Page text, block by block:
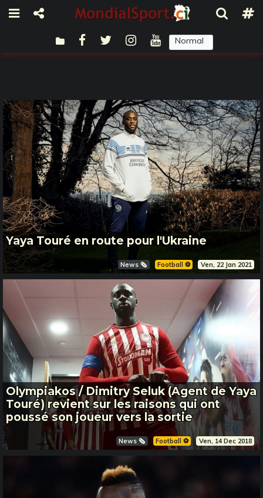
Normal
Yaya Touré en route pour l'Ukraine
News 🗞️ Football ⚽️ Ven, 22 Jan 2021
Olympiakos / Dimitry Seluk (Agent de Yaya
Touré) revient sur les raisons qui ont
poussé son joueur vers la sortie
News 🗞️ Football ⚽️ Ven, 14 Dec 2018